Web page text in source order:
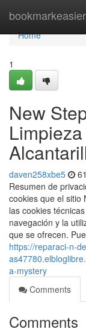
bookmarkeasier
Home
Home
1
New
daven258xbe5
Resumen de
cookies que el sitio
las cookies
navegación y la
que se ofrecen.
https://reparaci-n-
a-mystery
Comments
Comments